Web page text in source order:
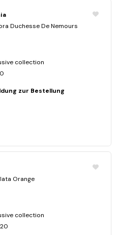
Duchesse De Nemours
collection
zur Bestellung
Orange
collection